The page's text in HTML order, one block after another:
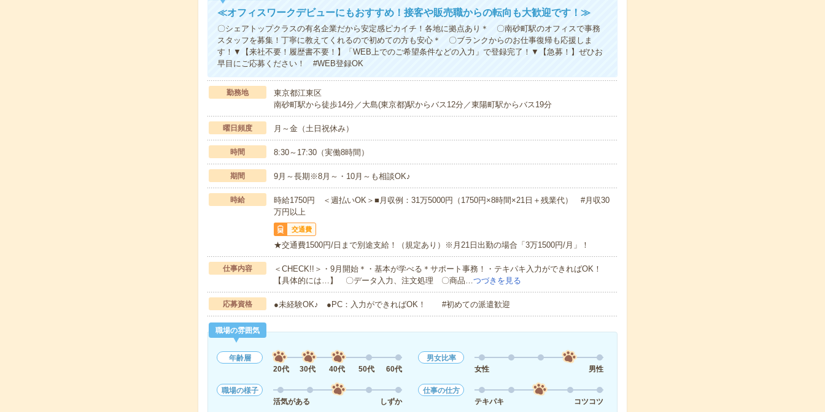
≪オフィスワークデビューにもおすすめ！接客や販売職からの転向も大歓迎です！≫
〇シェアトップクラスの有名企業だから安定感ピカイチ！各地に拠点あり＊ 〇南砂町駅のオフィスで事務
スタッフを募集！丁寧に教えてくれるので初めての方も安心＊ 〇ブランクからのお仕事復帰も応援しま
す！▼【来社不要！履歴書不要！】「WEB上でのご希望条件などの入力」で登録完了！▼【急募！】ぜひお
早目にご応募ください！ #WEB登録OK
勤務地
東京都江東区
南砂町駅から徒歩14分／大島(東京都)駅からバス12分／東陽町駅からバス19分
曜日頻度 月～金（土日祝休み）
時間 8:30～17:30（実働8時間）
期間 9月～長期※8月～・10月～も相談OK♪
時給
時給1750円 ＜週払いOK＞■月収例：31万5000円（1750円×8時間×21日＋残業代） #月収30
万円以上
交通費
★交通費1500円/日まで別途支給！（規定あり）※月21日出勤の場合「3万1500円/月」！
仕事内容
＜CHECK!!＞・9月開始＊・基本が学べる＊サポート事務！・テキパキ入力ができればOK！
【具体的には…】 〇データ入力、注文処理 〇商品…つづきを見る
応募資格 ●未経験OK♪ ●PC：入力ができればOK！ #初めての派遣歓迎
職場の雰囲気
年齢層
20代
30代 40代 50代 60代
男女比率
女性
男性
職場の様子
活気がある
しずか
仕事の仕方
テキパキ
コツコツ